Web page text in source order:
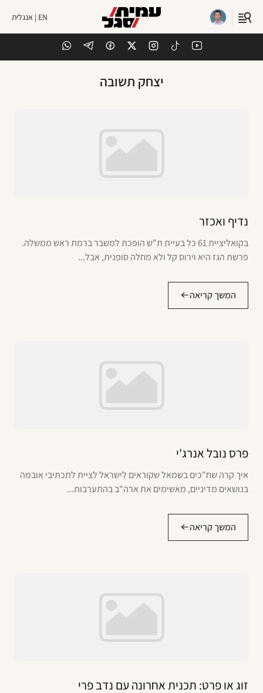
EN | אנגלית
יצחק תשובה
נדיף ואכזר
בקואליציית 61 כל בעיית ת"ש הופכת למשבר ברמת ראש ממשלה.
פרשת הגז היא וירוס קל ולא מחלה סופנית, אבל...
המשך קריאה
פרס נובל אנרג'י
איך קרה שח"כים בשמאל שקוראים לישראל לציית לתכתיבי אובמה
בנושאים מדיניים, מאשימים את ארה"ב בהתערבות...
המשך קריאה
זוג או פרט: תכנית אחרונה עם נדב פרי